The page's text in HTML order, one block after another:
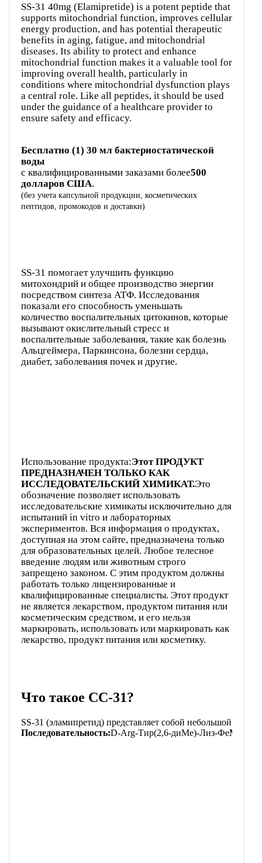
SS-31 40mg (Elamipretide) is a potent peptide that
supports mitochondrial function, improves cellular
energy production, and has potential therapeutic
benefits in aging, fatigue, and mitochondrial
diseases. Its ability to protect and enhance
mitochondrial function makes it a valuable tool for
improving overall health, particularly in
conditions where mitochondrial dysfunction plays
a central role. Like all peptides, it should be used
under the guidance of a healthcare provider to
ensure safety and efficacy.
Бесплатно (1) 30 мл бактериостатической
воды
с квалифицированными заказами более500
долларов США
(без учета капсульной продукции, косметических
пептидов, промокодов и доставки)
SS-31 помогает улучшить функцию
митохондрий и общее производство энергии
посредством синтеза АТФ. Исследования
показали его способность уменьшать
количество воспалительных цитокинов, которые
вызывают окислительный стресс и
воспалительные заболевания, такие как болезнь
Альцгеймера, Паркинсона, болезни сердца,
диабет, заболевания почек и другие.
Использование продукта:Этот ПРОДУКТ
ПРЕДНАЗНАЧЕН ТОЛЬКО КАК
ИССЛЕДОВАТЕЛЬСКИЙ ХИМИКАТ.Это
обозначение позволяет использовать
исследовательские химикаты исключительно для
испытаний in vitro и лабораторных
экспериментов. Вся информация о продуктах,
доступная на этом сайте, предназначена только
для образовательных целей. Любое телесное
введение людям или животным строго
запрещено законом. С этим продуктом должны
работать только лицензированные и
квалифицированные специалисты. Этот продукт
не является лекарством, продуктом питания или
косметическим средством, и его нельзя
маркировать, использовать или маркировать как
лекарство, продукт питания или косметику.
Что такое СС-31?
SS-31 (эламипретид) представляет собой небольшой
Последовательность:D-Arg-Тир(2,6-диМе)-Лиз-Фе